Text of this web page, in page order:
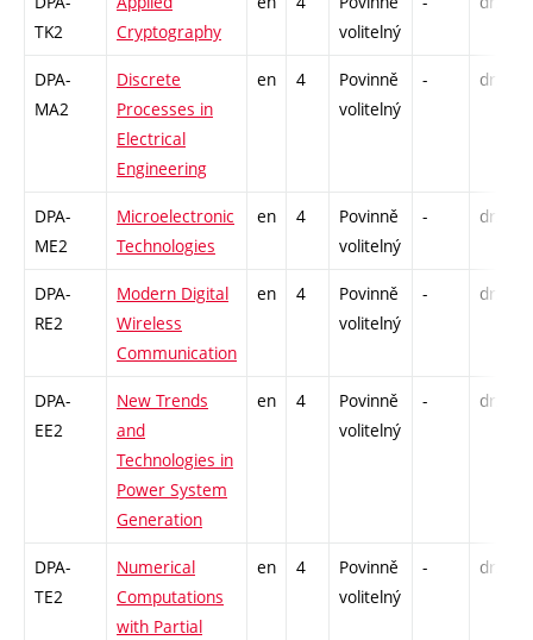
TK2
Cryptography
volitelný
DPA-
MA2
Discrete
Processes in
Electrical
Engineering
en 4
Povinně
volitelný
- drzk
DPA-
ME2
Microelectronic
Technologies
en 4
Povinně
volitelný
- drzk
DPA-
RE2
Modern Digital
Wireless
Communication
en 4
Povinně
volitelný
- drzk
DPA-
EE2
New Trends
and
Technologies in
Power System
Generation
en 4
Povinně
volitelný
- drzk
DPA-
TE2
Numerical
Computations
with Partial
en 4
Povinně
volitelný
- drzk